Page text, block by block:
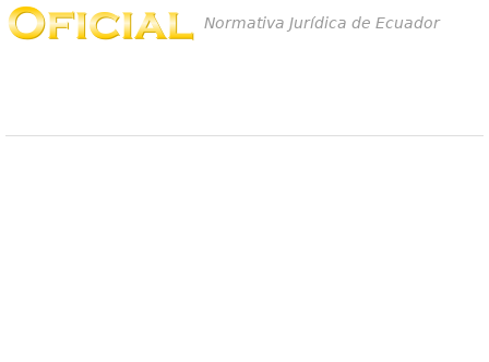
Normativa Jurídica de Ecuador